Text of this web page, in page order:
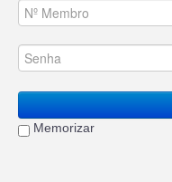
SEDAP
Memorizar